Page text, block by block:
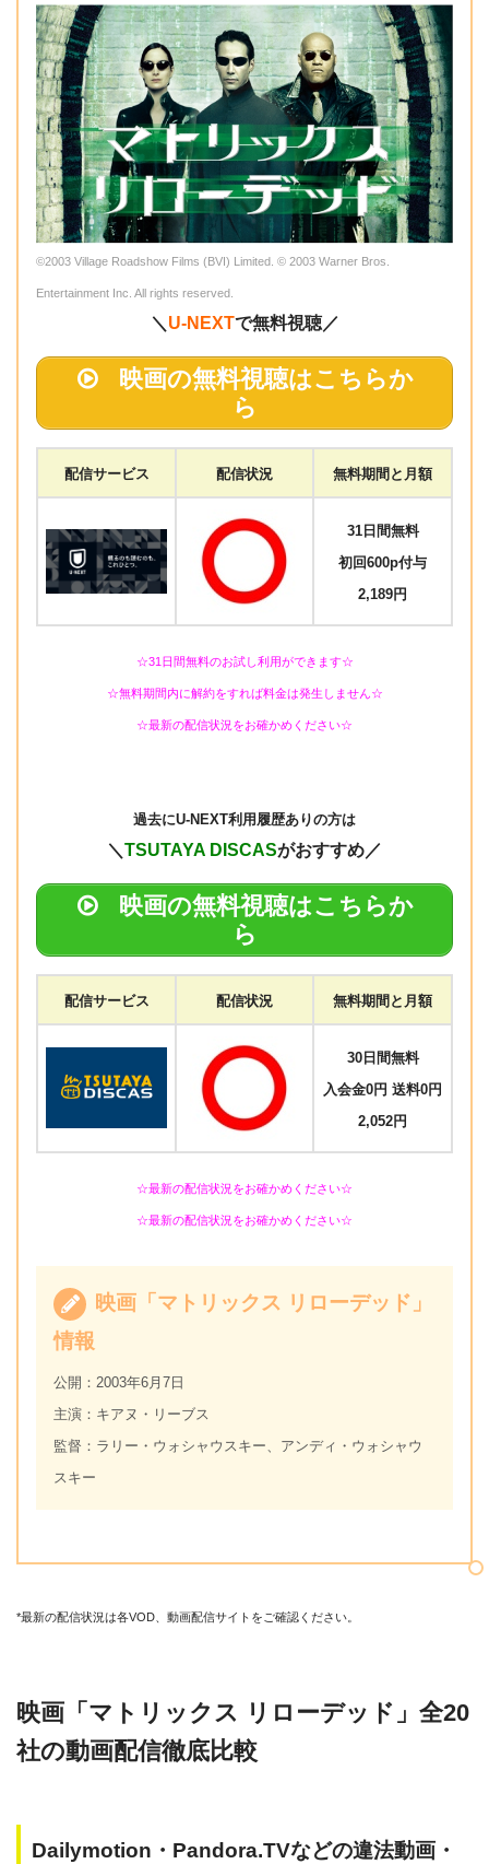
©2003 Village Roadshow Films (BVI) Limited. © 2003 Warner Bros.
Entertainment Inc. All rights reserved.
＼ U-NEXTで無料視聴／
映画の無料視聴はこちらか
ら
配信サービス 配信状況 無料期間と月額
31日間無料
初回600p付与
2,189円
☆31日間無料のお試し利用ができます☆
☆無料期間内に解約をすれば料金は発生しません☆
☆最新の配信状況をお確かめください☆
過去にU-NEXT利用履歴ありの方は
＼TSUTAYA DISCASがおすすめ／
映画の無料視聴はこちらか
ら
配信サービス 配信状況 無料期間と月額
30日間無料
入会金0円 送料0円
2,052円
☆最新の配信状況をお確かめください☆
☆最新の配信状況をお確かめください☆
映画「マトリックス リローデッド」
情報
公開：2003年6月7日
主演：キアヌ・リーブス
監督：ラリー・ウォシャウスキー、アンディ・ウォシャウ
スキー
*最新の配信状況は各VOD、動画配信サイトをご確認ください。
映画「マトリックス リローデッド」全20
社の動画配信徹底比較
Dailymotion・Pandora.TVなどの違法動画・